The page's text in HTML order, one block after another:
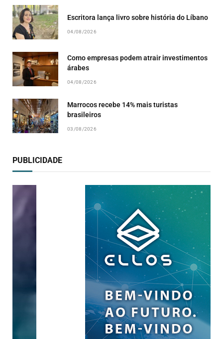
Escritora lança livro sobre história do Líbano
04/08/2026
Como empresas podem atrair investimentos
árabes
04/08/2026
Marrocos recebe 14% mais turistas
brasileiros
03/08/2026
PUBLICIDADE